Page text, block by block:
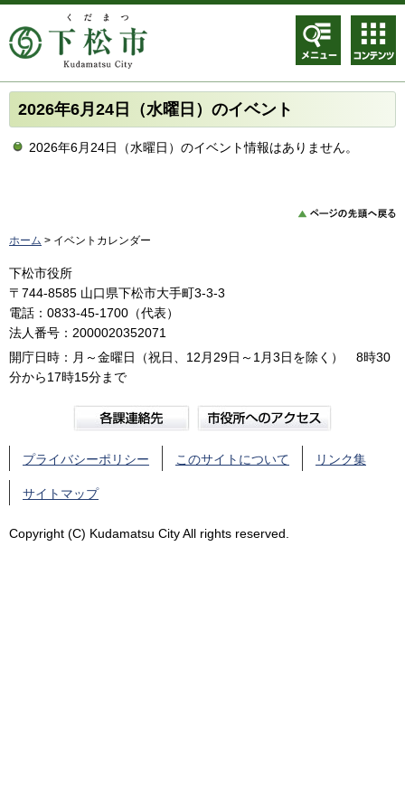
メニュ
ー
コンテ
ンツメ
ニュー
2026年6月24日（水曜日）のイベント
2026年6月24日（水曜日）のイベント情報はありません。
ホーム > イベントカレンダー
下松市役所
〒744-8585 山口県下松市大手町3-3-3
電話：0833-45-1700（代表）
法人番号：2000020352071
開庁日時：月～金曜日（祝日、12月29日～1月3日を除く） 8時30
分から17時15分まで
プライバシーポリシー このサイトについて リンク集
サイトマップ
Copyright (C) Kudamatsu City All rights reserved.